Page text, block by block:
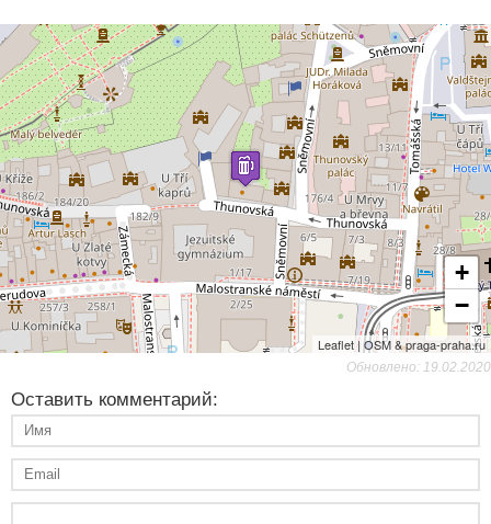
+
−
Leaflet | OSM & praga-praha.ru
Обновлено: 19.02.2020
Оставить комментарий: